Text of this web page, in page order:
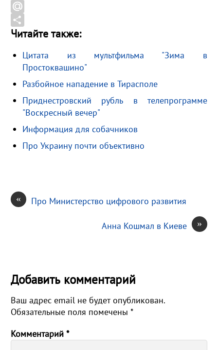
o
o
k
e
g
r
m
n
o
k
a
s
n
k
G
m
a
l
M
a
l
R
u
О
п
а
в
т
ь
Читайте также:
Цитата из мультфильма "Зима в
Простоквашино"
Разбойное нападение в Тирасполе
Приднестровский рубль в телепрограмме
"Воскресный вечер"
Информация для собачников
Про Украину почти объективно
« Про Министерство цифрового развития
»
Анна Кошмал в Киеве
Добавить комментарий
Ваш адрес email не будет опубликован.
Обязательные поля помечены*
Комментарий*